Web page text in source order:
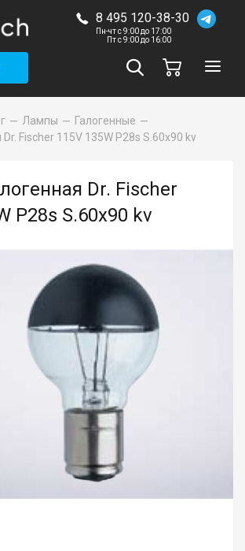
8 495 120-38-30
Пн-чт с 9:00 до 17:00
Пт с 9:00 до 16:00
Лампы
Галогенные
Fischer 115V 135W P28s S.60x90 kv
Dr. Fischer
P28s S.60x90 kv